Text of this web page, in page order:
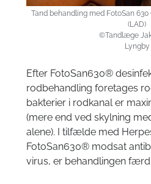
Tand behandling med FotoSan
(LAD)
©Tandlæge
Lyngby
Efter FotoSan630®
rodbehandling foretages
bakterier i rodkanal er
(mere end ved skylning
alene). I tilfælde med
FotoSan630® modsat
virus, er behandlingen